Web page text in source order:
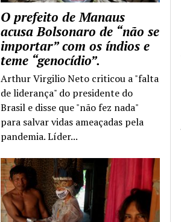
O prefeito de Manaus
acusa Bolsonaro de “não se
importar” com os índios e
teme “genocídio”.
Arthur Virgilio Neto criticou a "falta
de liderança" do presidente do
Brasil e disse que "não fez nada"
para salvar vidas ameaçadas pela
pandemia. Líder...